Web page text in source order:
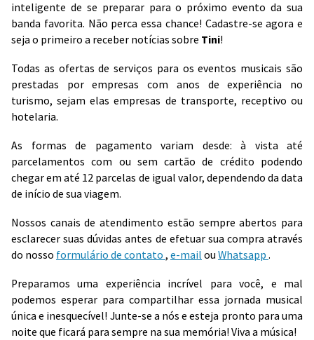
inteligente de se preparar para o próximo evento da sua
banda favorita. Não perca essa chance! Cadastre-se agora e
seja o primeiro a receber notícias sobre Tini!
Todas as ofertas de serviços para os eventos musicais são
prestadas por empresas com anos de experiência no
turismo, sejam elas empresas de transporte, receptivo ou
hotelaria.
As formas de pagamento variam desde: à vista até
parcelamentos com ou sem cartão de crédito podendo
chegar em até 12 parcelas de igual valor, dependendo da data
de início de sua viagem.
Nossos canais de atendimento estão sempre abertos para
esclarecer suas dúvidas antes de efetuar sua compra através
do nosso formulário de contato , e-mail ou Whatsapp .
Preparamos uma experiência incrível para você, e mal
podemos esperar para compartilhar essa jornada musical
única e inesquecível! Junte-se a nós e esteja pronto para uma
noite que ficará para sempre na sua memória! Viva a música!